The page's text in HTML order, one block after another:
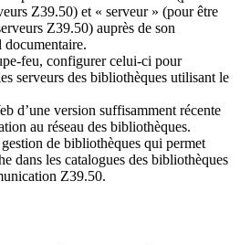
Z39.50) et « serveur » (pour être
Z39.50) auprès de son
feu, configurer celui-ci pour
serveurs des bibliothèques utilisant le
d’une version suffisamment récente
au réseau des bibliothèques.
de bibliothèques qui permet
dans les catalogues des bibliothèques
Z39.50.